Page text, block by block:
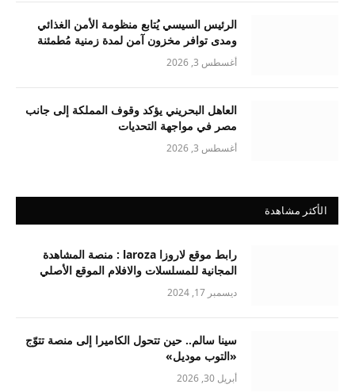
الرئيس السيسي يُتابع منظومة الأمن الغذائي
ومدى توافر مخزون آمن لمدة زمنية مُطمئنة
أغسطس 3, 2026
العاهل البحريني يؤكد وقوف المملكة إلى جانب
مصر في مواجهة التحديات
أغسطس 3, 2026
الأكثر مشاهدة
رابط موقع لاروزا laroza : منصة المشاهدة
المجانية للمسلسلات والافلام الموقع الأصلي
ديسمبر 17, 2024
سينا سالم.. حين تتحول الكاميرا إلى منصة تتوّج
«التوب موديل»
أبريل 30, 2026